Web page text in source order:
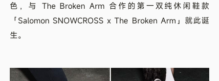
色，与 The Broken Arm 合作的第一双纯休闲鞋款
「Salomon SNOWCROSS x The Broken Arm」就此诞
生。